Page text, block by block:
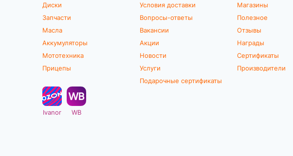
Диски
Запчасти
Масла
Аккумуляторы
Мототехника
Прицепы
Ivanor WB
Условия доставки
Вопросы-ответы
Вакансии
Акции
Новости
Услуги
Подарочные сертификаты
Магазины
Полезное
Отзывы
Награды
Сертификаты
Производители